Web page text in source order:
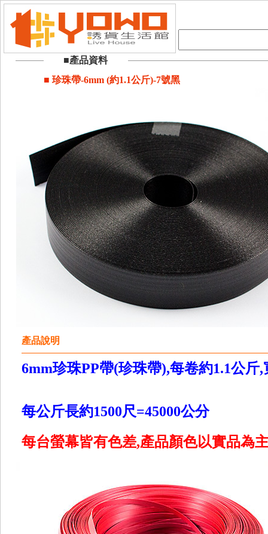
■產品資料
■ 珍珠帶-6mm (約1.1公斤)-7號黑
產品說明
6mm珍珠PP帶(珍珠帶),每卷約1.1公斤,
每公斤長約1500尺=45000公分
每台螢幕皆有色差,產品顏色以實品為